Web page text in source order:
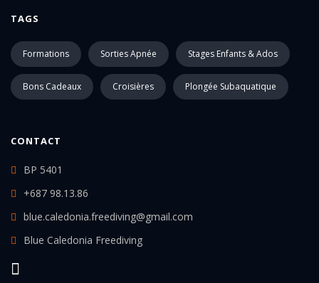
TAGS
Formations Sorties Apnée Stages Enfants & Ados
Bons Cadeaux Croisières Plongée Subaquatique
CONTACT
BP 5401
+687 98.13.86
blue.caledonia.freediving@gmail.com
Blue Caledonia Freediving